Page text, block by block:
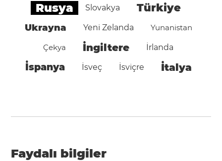
Rusya Slovakya Türkiye
Ukrayna Yeni Zelanda Yunanistan
Çekya İngiltere İrlanda
İspanya İsveç İsviçre İtalya
Faydalı bilgiler